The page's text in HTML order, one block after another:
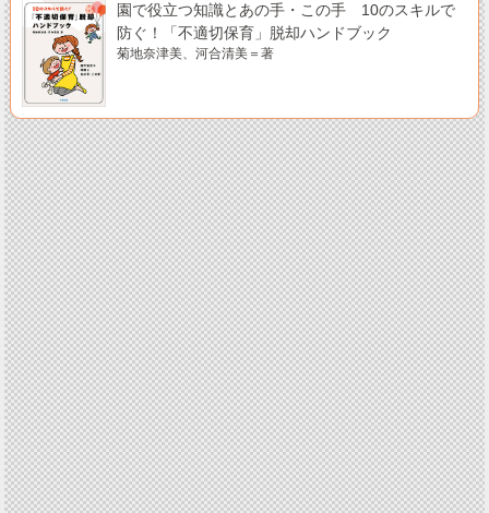
園で役立つ知識とあの手・この手 10のスキルで
防ぐ！「不適切保育」脱却ハンドブック
菊地奈津美、河合清美＝著